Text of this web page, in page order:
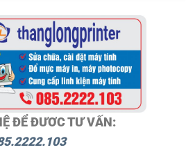
ĐỂ ĐƯƠC TƯ VẤN: